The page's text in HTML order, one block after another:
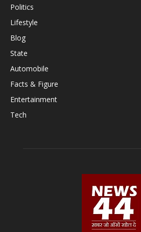
Politics
Lifestyle
Blog
State
Automobile
Facts & Figure
Entertainment
Tech